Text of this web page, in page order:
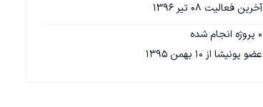
آخرین فعالیت 08 تیر 1396
0 پروژه انجام شده
عضو پونیشا از 10 بهمن 1395